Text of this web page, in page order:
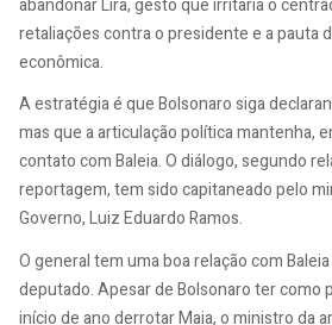
retaliações contra o presidente e a pauta
econômica.
A estratégia é que Bolsonaro siga
mas que a articulação política mantenha,
contato com Baleia. O diálogo, segundo
reportagem, tem sido capitaneado pelo
Governo, Luiz Eduardo Ramos.
O general tem uma boa relação com
deputado. Apesar de Bolsonaro ter como
início de ano derrotar Maia, o ministro da